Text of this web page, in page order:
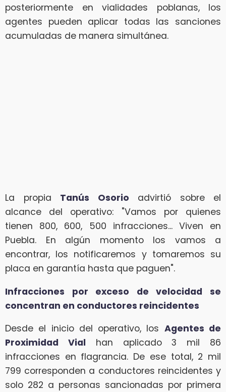
posteriormente en vialidades poblanas, los
agentes pueden aplicar todas las sanciones
acumuladas de manera simultánea.
La propia Tanús Osorio advirtió sobre el
alcance del operativo: "Vamos por quienes
tienen 800, 600, 500 infracciones... Viven en
Puebla. En algún momento los vamos a
encontrar, los notificaremos y tomaremos su
placa en garantía hasta que paguen".
Infracciones por exceso de velocidad se
concentran en conductores reincidentes
Desde el inicio del operativo, los Agentes de
Proximidad Vial han aplicado 3 mil 86
infracciones en flagrancia. De ese total, 2 mil
799 corresponden a conductores reincidentes y
solo 282 a personas sancionadas por primera